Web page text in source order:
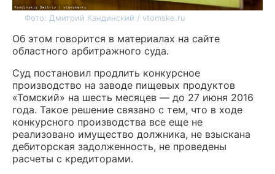
Фото: Дмитрий Кандинский / vtomske.ru
Об этом говорится в материалах на сайте
областного арбитражного суда.
Суд постановил продлить конкурсное
производство на заводе пищевых продуктов
«Томский» на шесть месяцев — до 27 июня 2016
года. Такое решение связано с тем, что в ходе
конкурсного производства все еще не
реализовано имущество должника, не взыскана
дебиторская задолженность, не проведены
расчеты с кредиторами.